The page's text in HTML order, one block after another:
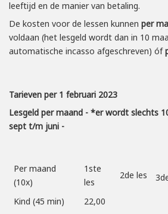
leeftijd en de manier van betaling.
De kosten voor de lessen kunnen per
voldaan (het lesgeld wordt dan in 10
automatische incasso afgeschreven) óf
Tarieven per 1 februari 2023
Lesgeld per maand - *er wordt slechts
sept t/m juni -
Per maand
(10x)
1ste
les
2de les
Kind (45 min)
22,00